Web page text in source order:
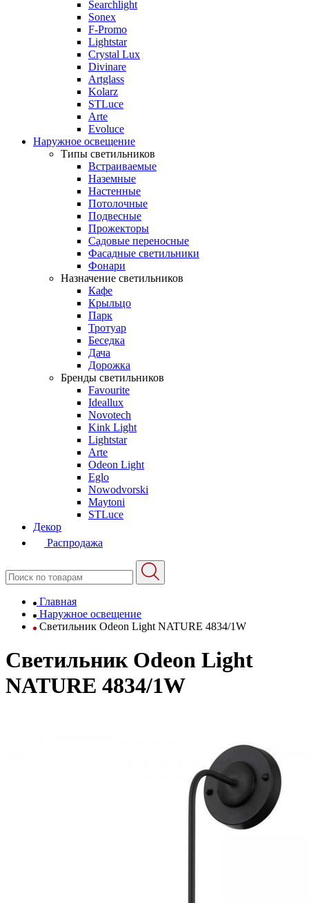
Searchlight
Sonex
F-Promo
Lightstar
Crystal Lux
Divinare
Artglass
Kolarz
STLuce
Arte
Evoluce
Наружное освещение
Типы светильников
Встраиваемые
Наземные
Настенные
Потолочные
Подвесные
Прожекторы
Садовые переносные
Фасадные светильники
Фонари
Назначение светильников
Кафе
Крыльцо
Парк
Тротуар
Беседка
Дача
Дорожка
Бренды светильников
Favourite
Ideallux
Novotech
Kink Light
Lightstar
Arte
Odeon Light
Eglo
Nowodvorski
Maytoni
STLuce
Декор
Распродажа
Главная
Наружное освещение
Светильник Odeon Light NATURE 4834/1W
Светильник Odeon Light
NATURE 4834/1W